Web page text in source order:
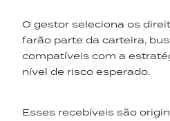
O gestor seleciona os
farão parte da carteira,
compatíveis com a
nível de risco esperado.
Esses recebíveis são